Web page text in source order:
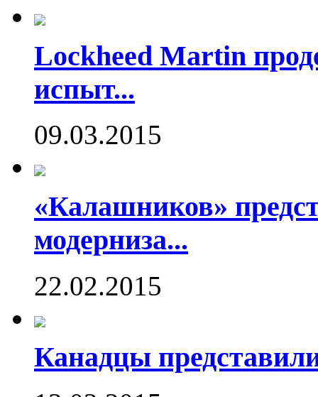
Lockheed Martin
испыт...
09.03.2015
«Калашников»
модерниза...
22.02.2015
Канадцы